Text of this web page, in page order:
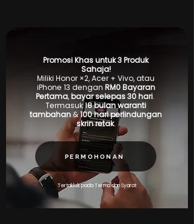
Promosi Khas untuk 3 Produk
Sahaja!
Miliki Honor ×2, Acer + Vivo, atau
iPhone 13 dengan RM0 Bayaran
Pertama,bayar selepas 30 hari.
Termasuk 18 bulan waranti
tambahan &100 hari perlindungan
skrin retak.
Tertakluk pada Terma dan Syarat
PERMOHONAN